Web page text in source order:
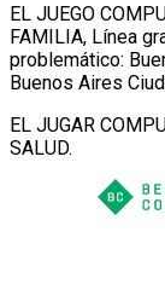
EL JUEGO
FAMILIA, Línea
problemático:
Buenos Aires
EL JUGAR
SALUD.